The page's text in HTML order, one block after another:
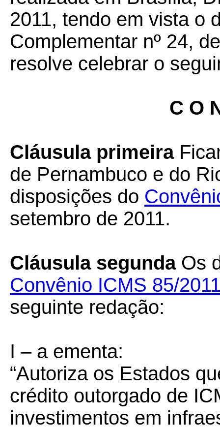
2011, tendo em vista o
Complementar nº 24,
resolve celebrar o
C O
Cláusula primeira
de Pernambuco e do
disposições do
setembro de 2011.
Cláusula segunda Os
Convênio ICMS 85/
seguinte redação:
I – a ementa:
“Autoriza os Estados
crédito outorgado de
investimentos em